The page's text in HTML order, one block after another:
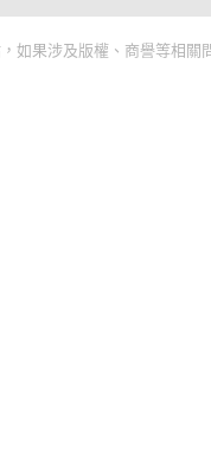
如果涉及版權、商譽等相關